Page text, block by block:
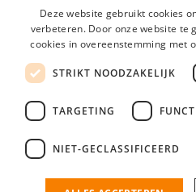
E-mail*
Wachtwoord
login gegevens onthouden
login
Bedrijf aanmelden
nieuwe collega/werknemer zo
Deze website gebruikt cookies
verbeteren. Door onze website te
cookies in overeenstemming met
STRIKT NOODZAKELIJK
TARGETING
NIET-GECLASSIFICEERD